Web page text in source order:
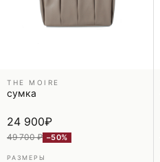
THE MOIRE
сумка
24 900₽
49 700 ₽ −50%
РАЗМЕРЫ